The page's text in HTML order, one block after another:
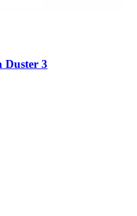
Duster 3